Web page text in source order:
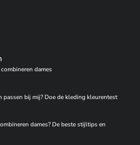
dames
passen bij mij? Doe de kleding kleurentest
dames? De beste stijltips en